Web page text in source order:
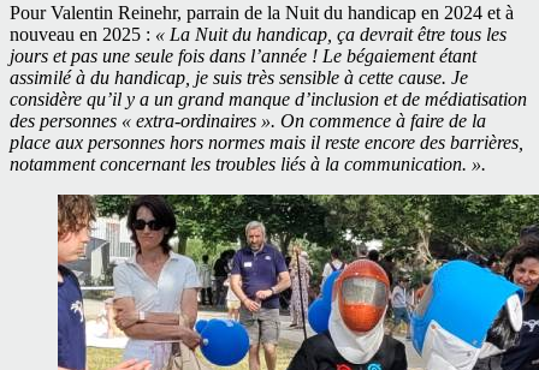
Pour Valentin Reinehr, parrain de la Nuit du handicap en 2024 et à
nouveau en 2025 : « La Nuit du handicap, ça devrait être tous les
jours et pas une seule fois dans l’année ! Le bégaiement étant
assimilé à du handicap, je suis très sensible à cette cause. Je
considère qu’il y a un grand manque d’inclusion et de médiatisation
des personnes « extra-ordinaires ». On commence à faire de la
place aux personnes hors normes mais il reste encore des barrières,
notamment concernant les troubles liés à la communication. ».